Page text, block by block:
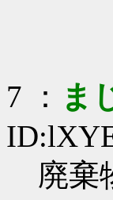
7 ： ま
廃棄